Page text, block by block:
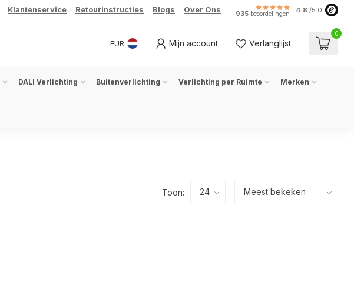
Klantenservice Retourinstructies Blogs Over Ons 935 beoordelingen 4.8 /5.0
EUR Mijn account Verlanglijst
0
DALI Verlichting Buitenverlichting Verlichting per Ruimte Merken
Toon: